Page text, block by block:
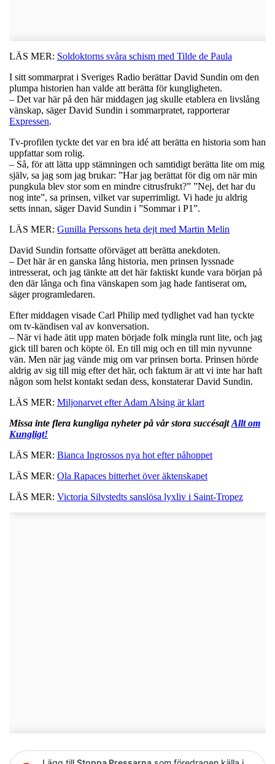
LÄS MER: Soldoktorns svåra schism med Tilde de Paula
I sitt sommarprat i Sveriges Radio berättar David Sundin om den
plumpa historien han valde att berätta för kungligheten.
– Det var här på den här middagen jag skulle etablera en livslång
vänskap, säger David Sundin i sommarpratet, rapporterar
Expressen.
Tv-profilen tyckte det var en bra idé att berätta en historia som han
uppfattar som rolig.
– Så, för att lätta upp stämningen och samtidigt berätta lite om mig
själv, sa jag som jag brukar: ”Har jag berättat för dig om när min
pungkula blev stor som en mindre citrusfrukt?” ”Nej, det har du
nog inte”, sa prinsen, vilket var superrimligt. Vi hade ju aldrig
setts innan, säger David Sundin i ”Sommar i P1”.
LÄS MER: Gunilla Perssons heta dejt med Martin Melin
David Sundin fortsatte oförväget att berätta anekdoten.
– Det här är en ganska lång historia, men prinsen lyssnade
intresserat, och jag tänkte att det här faktiskt kunde vara början på
den där långa och fina vänskapen som jag hade fantiserat om,
säger programledaren.
Efter middagen visade Carl Philip med tydlighet vad han tyckte
om tv-kändisen val av konversation.
– När vi hade ätit upp maten började folk mingla runt lite, och jag
gick till baren och köpte öl. En till mig och en till min nyvunne
vän. Men när jag vände mig om var prinsen borta. Prinsen hörde
aldrig av sig till mig efter det här, och faktum är att vi inte har haft
någon som helst kontakt sedan dess, konstaterar David Sundin.
LÄS MER: Miljonarvet efter Adam Alsing är klart
Missa inte flera kungliga nyheter på vår stora succésajtAllt om
Kungligt!
LÄS MER: Bianca Ingrossos nya hot efter påhoppet
LÄS MER: Ola Rapaces bitterhet över äktenskapet
LÄS MER: Victoria Silvstedts sanslösa lyxliv i Saint-Tropez